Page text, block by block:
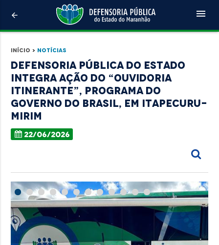
arrow_back menu
Início > Notícias
Defensoria Pública do Estado
integra ação do “Ouvidoria
Itinerante”, programa do
Governo do Brasil, em Itapecuru-
Mirim
22/06/2026